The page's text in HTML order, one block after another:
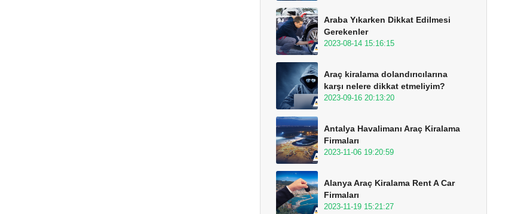
Araba Yıkarken Dikkat Edilmesi
Gerekenler
2023-08-14 15:16:15
Araç kiralama dolandırıcılarına
karşı nelere dikkat etmeliyim?
2023-09-16 20:13:20
Antalya Havalimanı Araç Kiralama
Firmaları
2023-11-06 19:20:59
Alanya Araç Kiralama Rent A Car
Firmaları
2023-11-19 15:21:27